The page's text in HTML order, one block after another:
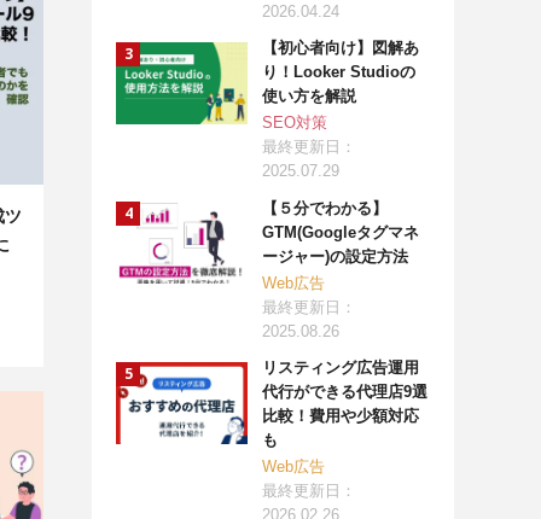
ツ
2026.04.24
【初心者向け】図解あ
り！Looker Studioの
使い方を解説
SEO対策
最終更新日：
2025.07.29
【５分でわかる】
GTM(Googleタグマネ
ージャー)の設定方法
Web広告
最終更新日：
2025.08.26
リスティング広告運用
代行ができる代理店9選
比較！費用や少額対応
も
Web広告
最終更新日：
2026.02.26